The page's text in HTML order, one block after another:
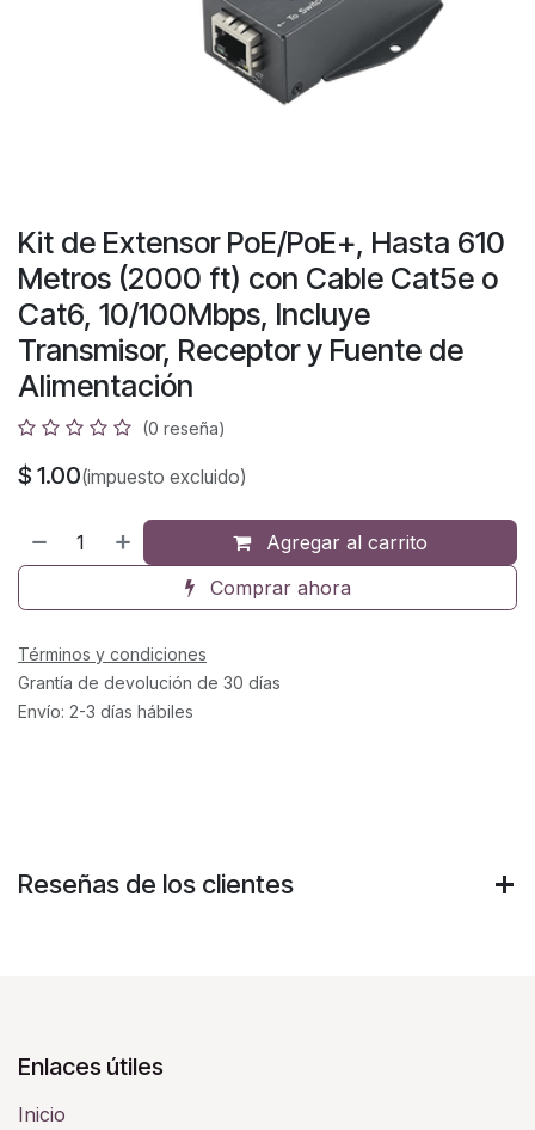
Kit de Extensor PoE/PoE+, Hasta 610
Metros (2000 ft) con Cable Cat5e o
Cat6, 10/100Mbps, Incluye
Transmisor, Receptor y Fuente de
Alimentación
(0 reseña)
$ 1.00(impuesto excluido)
Agregar al carrito
Comprar ahora
Términos y condiciones
Grantía de devolución de 30 días
Envío: 2-3 días hábiles
Reseñas de los clientes
Enlaces útiles
Inicio